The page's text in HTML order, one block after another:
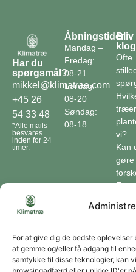
For at give dig de bedste
at gemme og/eller få adgang til
samtykke til disse teknologier, kan
Har du
spørgsmål?
mikkel@klimatrae.com
+45 26
54 33 48
*Alle mails
besvares
inden for 24
timer.
Åbningstider
Mandag –
Fredag:
08-21
Lørdag:
08-20
Søndag:
08-18
Bliv
Ofte
træer
vi?
Kan
gøre
En
co2?